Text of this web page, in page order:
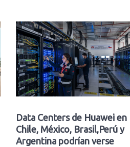
Data Centers de Huawei en
Chile, México, Brasil,Perú y
Argentina podrían verse